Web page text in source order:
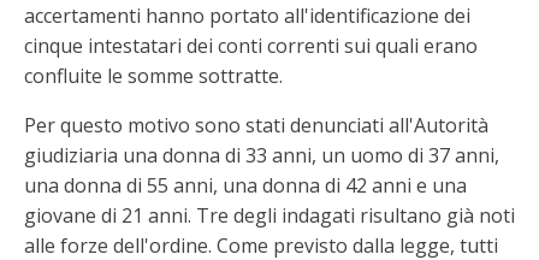
accertamenti hanno portato all'identificazione dei
cinque intestatari dei conti correnti sui quali erano
confluite le somme sottratte.
Per questo motivo sono stati denunciati all'Autorità
giudiziaria una donna di 33 anni, un uomo di 37 anni,
una donna di 55 anni, una donna di 42 anni e una
giovane di 21 anni. Tre degli indagati risultano già noti
alle forze dell'ordine. Come previsto dalla legge, tutti